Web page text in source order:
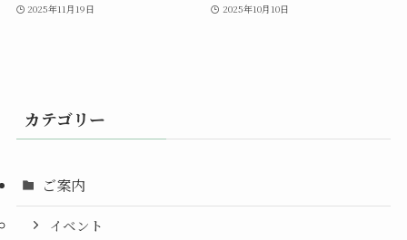
2025年11月19日 2025年10月10日
カテゴリー
ご案内
イベント